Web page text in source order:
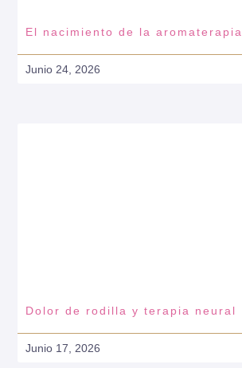
El nacimiento de la aromaterapia
Junio 24, 2026
Dolor de rodilla y terapia neural
Junio 17, 2026